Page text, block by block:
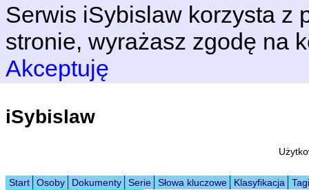
Serwis iSybislaw korzysta z
stronie, wyrażasz zgodę na
Akceptuję
iSybislaw
Start Osoby Dokumenty Serie Słowa kluczowe Klasyfikacja
Tagi